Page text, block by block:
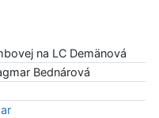
na LC Demänová
Bednárová